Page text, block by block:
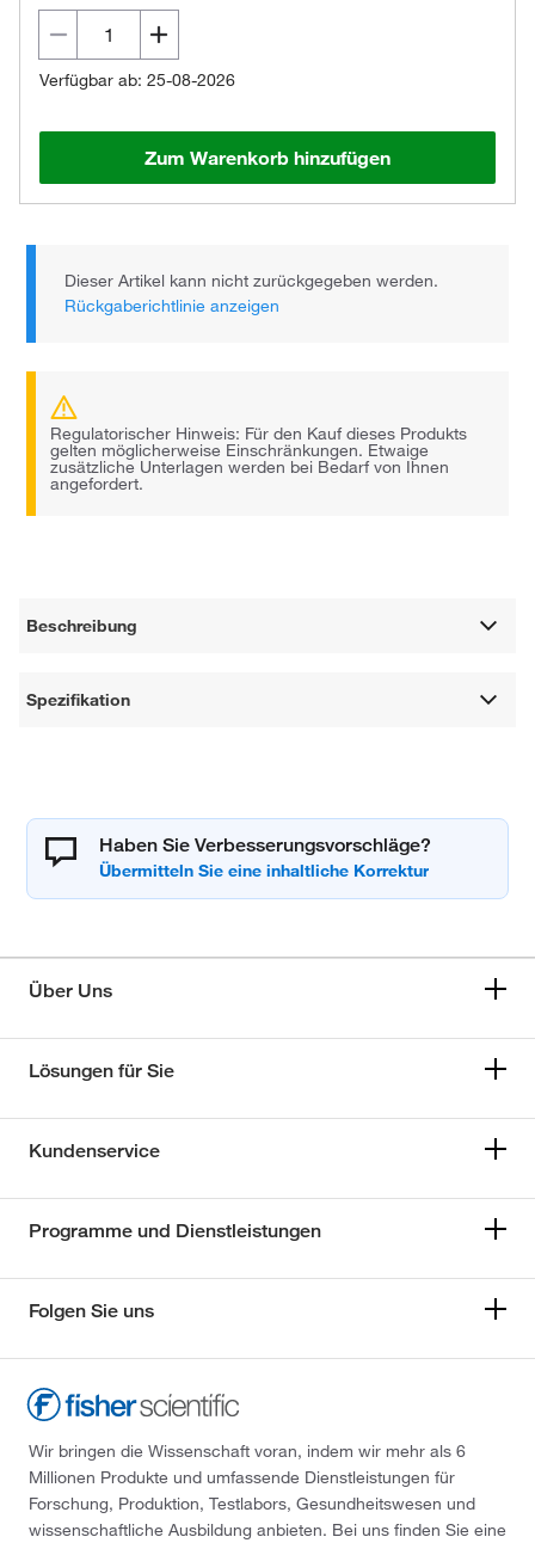
Verfügbar ab: 25-08-2026
Zum Warenkorb hinzufügen
Dieser Artikel kann nicht zurückgegeben werden.
Rückgaberichtlinie anzeigen
Regulatorischer Hinweis: Für den Kauf dieses Produkts
gelten möglicherweise Einschränkungen. Etwaige
zusätzliche Unterlagen werden bei Bedarf von Ihnen
angefordert.
Beschreibung
Spezifikation
Haben Sie Verbesserungsvorschläge?
Über Uns
Lösungen für Sie
Kundenservice
Programme und Dienstleistungen
Folgen Sie uns
Wir bringen die Wissenschaft voran, indem wir mehr als 6
Millionen Produkte und umfassende Dienstleistungen für
Forschung, Produktion, Testlabors, Gesundheitswesen und
wissenschaftliche Ausbildung anbieten. Bei uns finden Sie eine